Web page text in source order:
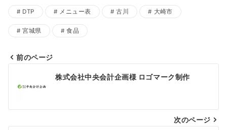
DTP メニュー表 古川 大崎市
宮城県 食品
稿
ビ
前のページ
株式会社中央会計企画様 ロゴマーク制作
次のページ